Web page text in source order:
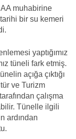
muhabirine
bir su kemeri
yaptığımız
tüneli fark etmiş.
açığa çıktığı
ve Turizm
çalışma
Tünelle ilgili
ardından